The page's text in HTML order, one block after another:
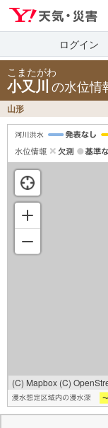
ログイン
こまたがわ
小又川 の水位情
山形
(C) Mapbox (C)